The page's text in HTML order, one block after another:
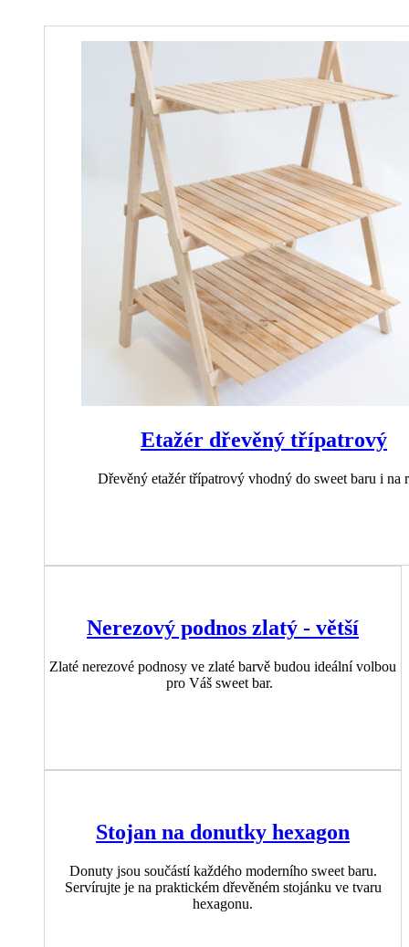
Etažér dřevěný třípatrový
Dřevěný etažér třípatrový vhodný do sweet baru i na
Nerezový podnos zlatý - větší
Zlaté nerezové podnosy ve zlaté barvě budou ideální volbou
pro Váš sweet bar.
Stojan na donutky hexagon
Donuty jsou součástí každého moderního sweet baru.
Servírujte je na praktickém dřevěném stojánku ve tvaru
hexagonu.